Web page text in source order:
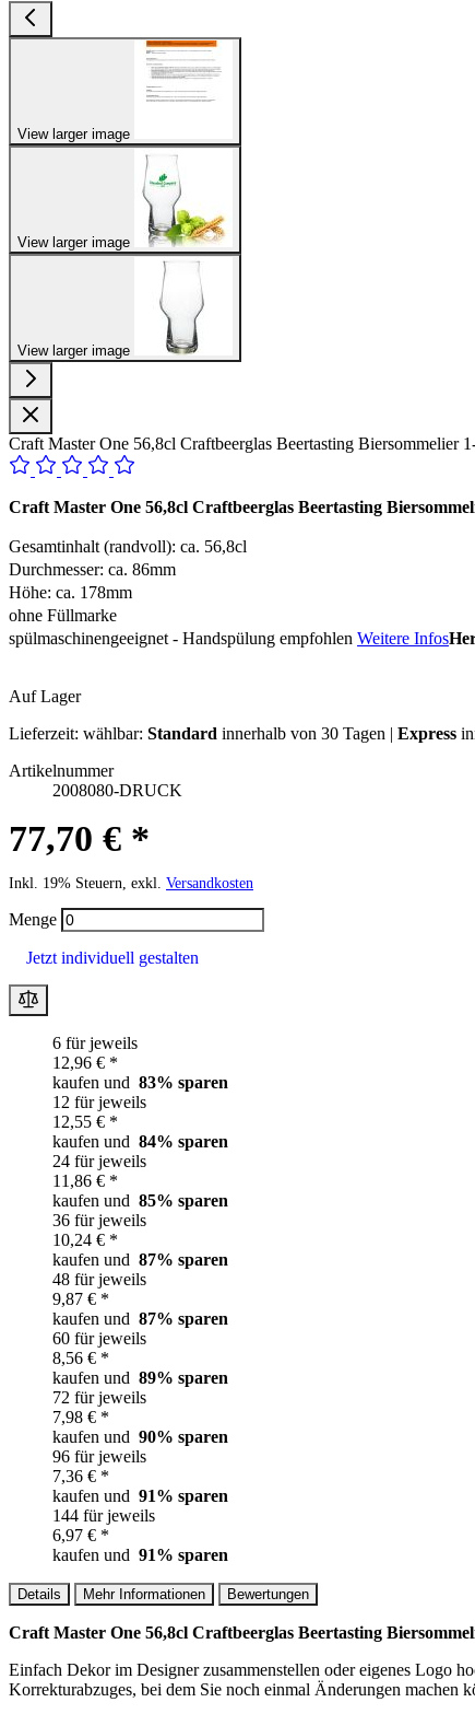
View larger image
View larger image
View larger image
Craft Master One 56,8cl Craftbeerglas Beertasting Biersommelier
Craft Master One 56,8cl Craftbeerglas Beertasting
Gesamtinhalt (randvoll): ca. 56,8cl
Durchmesser: ca. 86mm
Höhe: ca. 178mm
ohne Füllmarke
spülmaschinengeeignet - Handspülung empfohlen Weitere Infos
Auf Lager
Lieferzeit: wählbar: Standard innerhalb von 30 Tagen | Express
Artikelnummer
2008080-DRUCK
77,70 € *
Inkl. 19% Steuern, exkl. Versandkosten
Menge
Jetzt individuell gestalten
6 für jeweils
12,96 € *
kaufen und 83% sparen
12 für jeweils
12,55 € *
kaufen und 84% sparen
24 für jeweils
11,86 € *
kaufen und 85% sparen
36 für jeweils
10,24 € *
kaufen und 87% sparen
48 für jeweils
9,87 € *
kaufen und 87% sparen
60 für jeweils
8,56 € *
kaufen und 89% sparen
72 für jeweils
7,98 € *
kaufen und 90% sparen
96 für jeweils
7,36 € *
kaufen und 91% sparen
144 für jeweils
6,97 € *
kaufen und 91% sparen
Details Mehr Informationen Bewertungen
Craft Master One 56,8cl Craftbeerglas Beertasting
Einfach Dekor im Designer zusammenstellen oder eigenes Logo
Korrekturabzuges, bei dem Sie noch einmal Änderungen machen